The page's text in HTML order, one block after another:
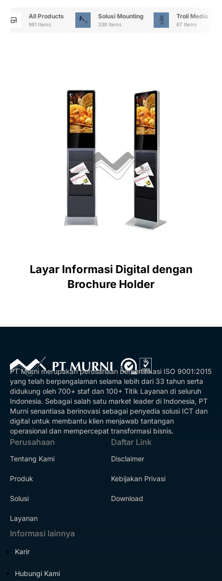
All Products
981 Items
Solusi Mounting
338 Items
Troli Medis
67 Items
Layar Informasi Digital dengan
Brochure Holder
PT Murni merupakan perusahaan bersertifikasi ISO 9001:2015
yang telah berpengalaman selama lebih dari 33 tahun serta
didukung oleh 700+ staf dan 100+ Titik Layanan di seluruh
Indonesia. Sebagai salah satu market leader di Indonesia, PT
Murni senantiasa berinovasi sebagai penyedia solusi ICT dan
digital untuk membantu klien menjawab tantangan
operasional dan mempercepat transformasi bisnis.
Perusahaan
Tentang Kami
Produk
Solusi
Layanan
Daftar Link
Disclaimer
Kebijakan Privasi
Download
Informasi lainnya
Karir
Hubungi Kami